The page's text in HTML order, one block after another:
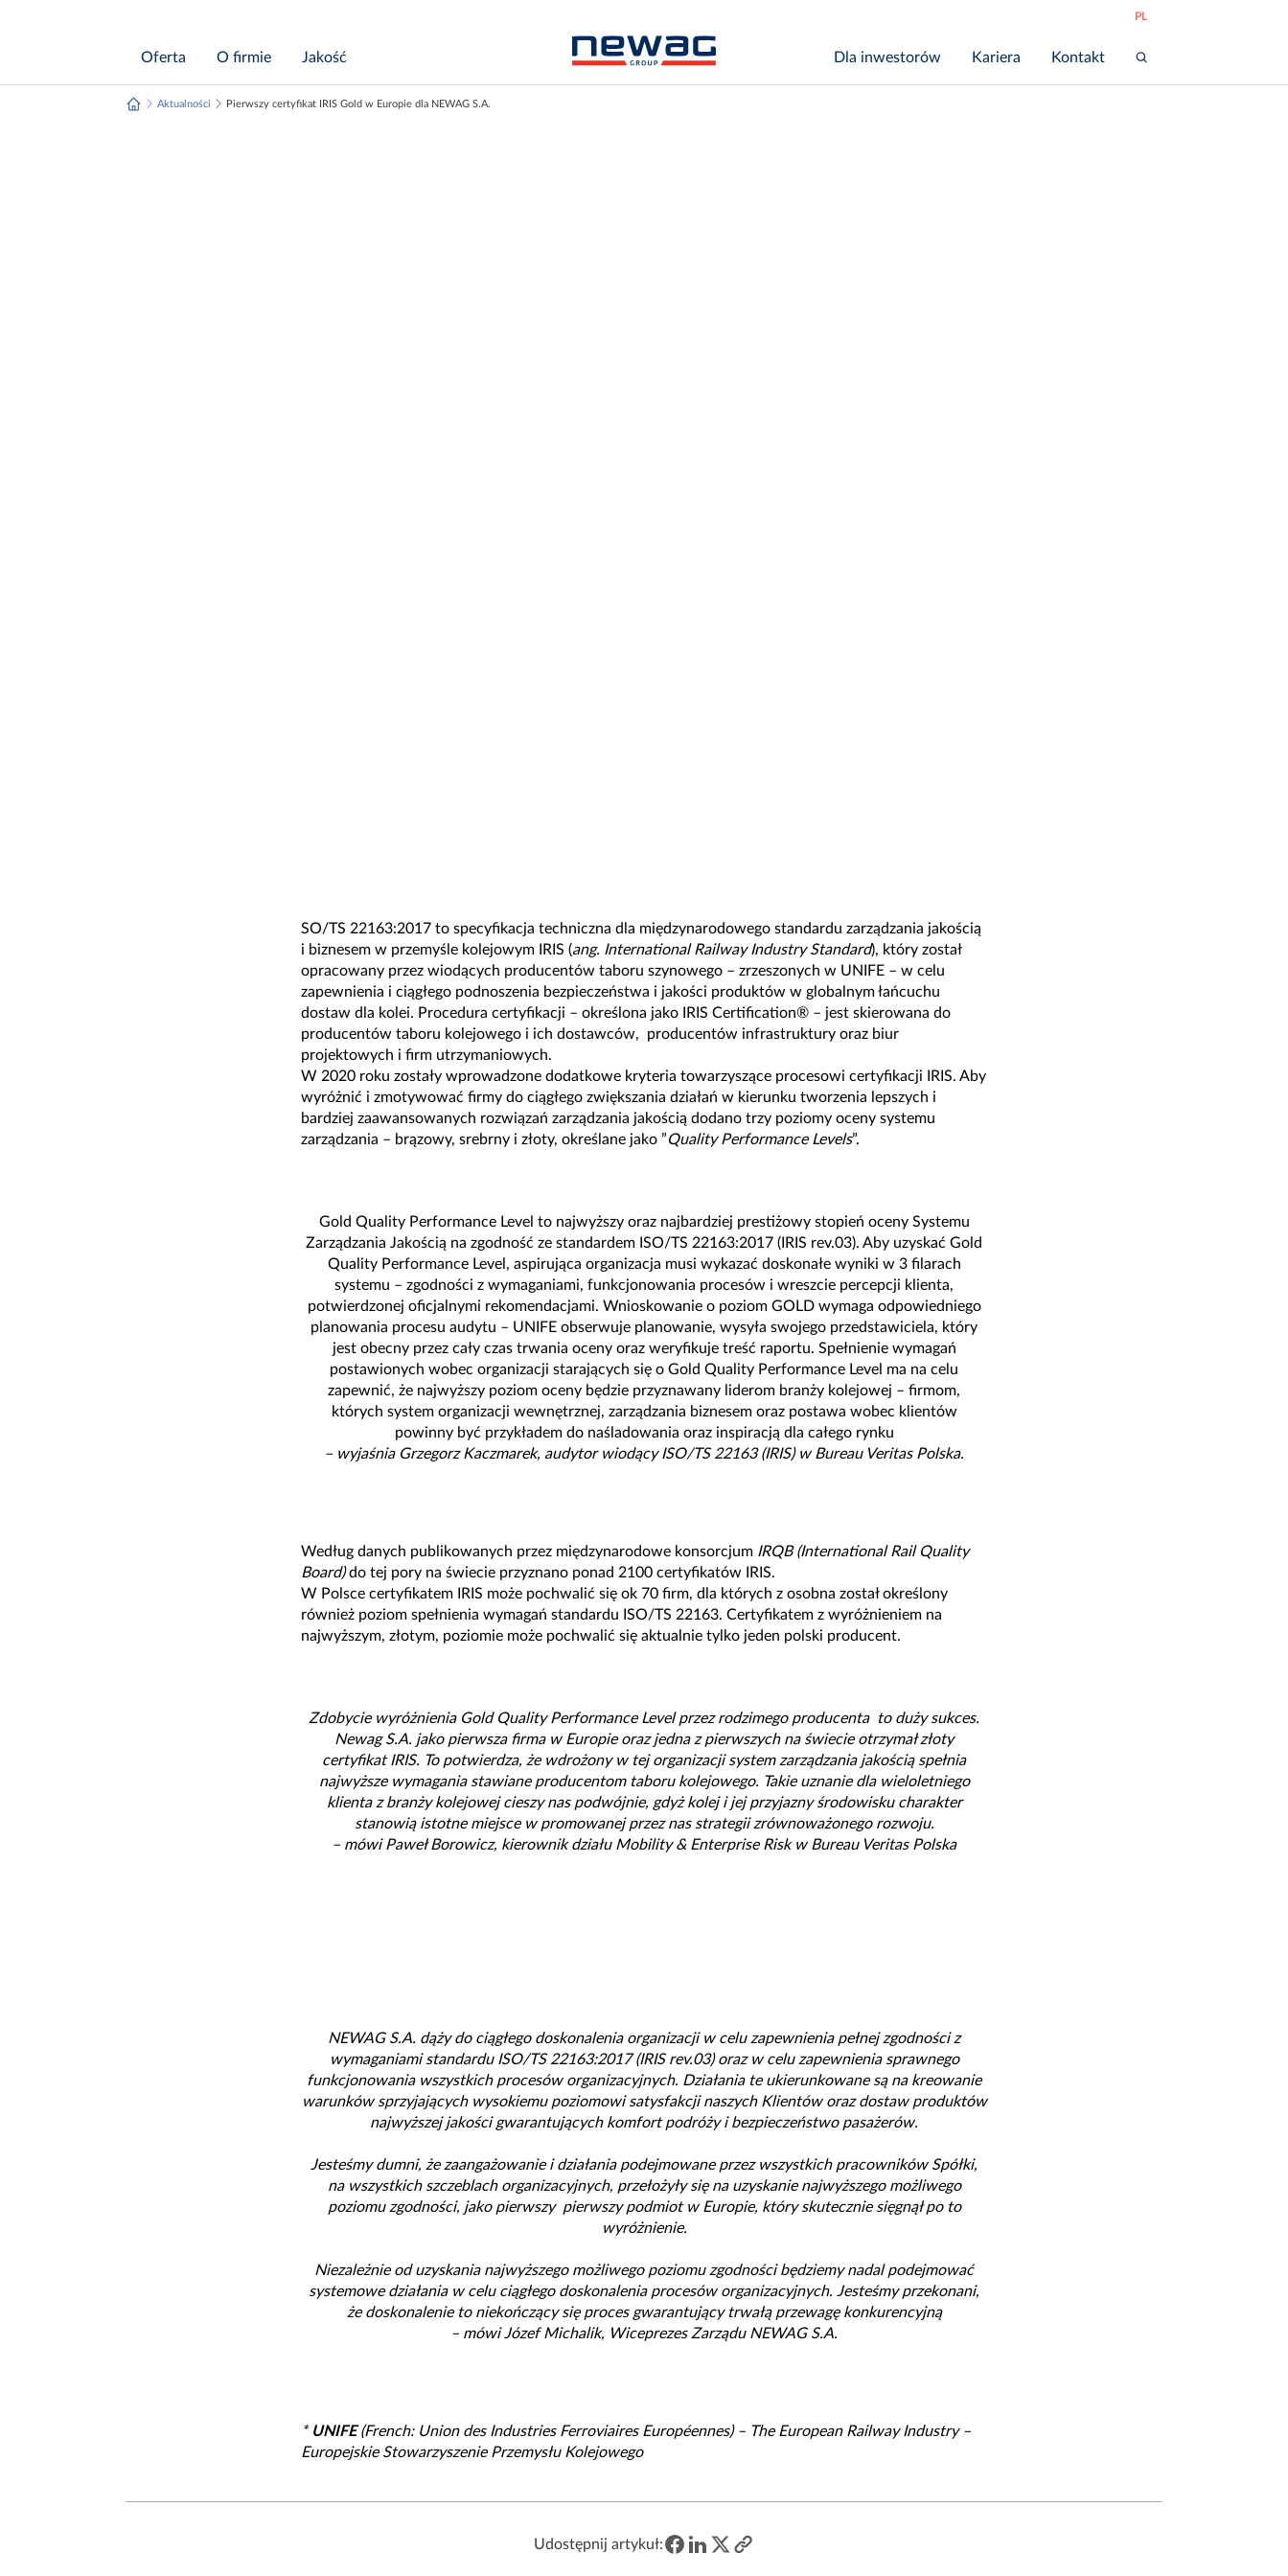
PL
Oferta O firmie Jakość Dla inwestorów Kariera Kontakt
Aktualności Pierwszy certyfikat IRIS Gold w Europie dla NEWAG S.A.
SO/TS 22163:2017 to specyfikacja techniczna dla międzynarodowego standardu zarządzania jakością
i biznesem w przemyśle kolejowym IRIS (ang. International Railway Industry Standard), który został
opracowany przez wiodących producentów taboru szynowego – zrzeszonych w UNIFE – w celu
zapewnienia i ciągłego podnoszenia bezpieczeństwa i jakości produktów w globalnym łańcuchu
dostaw dla kolei. Procedura certyfikacji – określona jako IRIS Certification® – jest skierowana do
producentów taboru kolejowego i ich dostawców, producentów infrastruktury oraz biur
projektowych i firm utrzymaniowych.
W 2020 roku zostały wprowadzone dodatkowe kryteria towarzyszące procesowi certyfikacji IRIS. Aby
wyróżnić i zmotywować firmy do ciągłego zwiększania działań w kierunku tworzenia lepszych i
bardziej zaawansowanych rozwiązań zarządzania jakością dodano trzy poziomy oceny systemu
zarządzania – brązowy, srebrny i złoty, określane jako ”Quality Performance Levels”.
Gold Quality Performance Level to najwyższy oraz najbardziej prestiżowy stopień oceny Systemu
Zarządzania Jakością na zgodność ze standardem ISO/TS 22163:2017 (IRIS rev.03). Aby uzyskać Gold
Quality Performance Level, aspirująca organizacja musi wykazać doskonałe wyniki w 3 filarach
systemu – zgodności z wymaganiami, funkcjonowania procesów i wreszcie percepcji klienta,
potwierdzonej oficjalnymi rekomendacjami. Wnioskowanie o poziom GOLD wymaga odpowiedniego
planowania procesu audytu – UNIFE obserwuje planowanie, wysyła swojego przedstawiciela, który
jest obecny przez cały czas trwania oceny oraz weryfikuje treść raportu. Spełnienie wymagań
postawionych wobec organizacji starających się o Gold Quality Performance Level ma na celu
zapewnić, że najwyższy poziom oceny będzie przyznawany liderom branży kolejowej – firmom,
których system organizacji wewnętrznej, zarządzania biznesem oraz postawa wobec klientów
powinny być przykładem do naśladowania oraz inspiracją dla całego rynku
– wyjaśnia Grzegorz Kaczmarek, audytor wiodący ISO/TS 22163 (IRIS) w Bureau Veritas Polska.
Według danych publikowanych przez międzynarodowe konsorcjum IRQB (International Rail Quality
Board)do tej pory na świecie przyznano ponad 2100 certyfikatów IRIS.
W Polsce certyfikatem IRIS może pochwalić się ok 70 firm, dla których z osobna został określony
również poziom spełnienia wymagań standardu ISO/TS 22163. Certyfikatem z wyróżnieniem na
najwyższym, złotym, poziomie może pochwalić się aktualnie tylko jeden polski producent.
Zdobycie wyróżnienia Gold Quality Performance Level przez rodzimego producenta to duży sukces.
Newag S.A. jako pierwsza firma w Europie oraz jedna z pierwszych na świecie otrzymał złoty
certyfikat IRIS. To potwierdza, że wdrożony w tej organizacji system zarządzania jakością spełnia
najwyższe wymagania stawiane producentom taboru kolejowego. Takie uznanie dla wieloletniego
klienta z branży kolejowej cieszy nas podwójnie, gdyż kolej i jej przyjazny środowisku charakter
stanowią istotne miejsce w promowanej przez nas strategii zrównoważonego rozwoju.
– mówi Paweł Borowicz, kierownik działu Mobility & Enterprise Risk w Bureau Veritas Polska
NEWAG S.A. dąży do ciągłego doskonalenia organizacji w celu zapewnienia pełnej zgodności z
wymaganiami standardu ISO/TS 22163:2017 (IRIS rev.03) oraz w celu zapewnienia sprawnego
funkcjonowania wszystkich procesów organizacyjnych. Działania te ukierunkowane są na kreowanie
warunków sprzyjających wysokiemu poziomowi satysfakcji naszych Klientów oraz dostaw produktów
najwyższej jakości gwarantujących komfort podróży i bezpieczeństwo pasażerów.
Jesteśmy dumni, że zaangażowanie i działania podejmowane przez wszystkich pracowników Spółki,
na wszystkich szczeblach organizacyjnych, przełożyły się na uzyskanie najwyższego możliwego
poziomu zgodności, jako pierwszy pierwszy podmiot w Europie, który skutecznie sięgnął po to
wyróżnienie.
Niezależnie od uzyskania najwyższego możliwego poziomu zgodności będziemy nadal podejmować
systemowe działania w celu ciągłego doskonalenia procesów organizacyjnych. Jesteśmy przekonani,
że doskonalenie to niekończący się proces gwarantujący trwałą przewagę konkurencyjną
– mówi Józef Michalik, Wiceprezes Zarządu NEWAG S.A.
* UNIFE(French: Union des Industries Ferroviaires Européennes) – The European Railway Industry –
Europejskie Stowarzyszenie Przemysłu Kolejowego
Udostępnij artykuł: